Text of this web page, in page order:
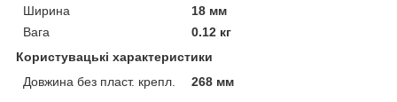
Ширина
18 мм
Вага
0.12 кг
Користувацькі характеристики
Довжина без пласт. крепл.
268 мм